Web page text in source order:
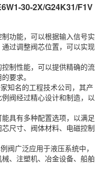
30-2X/G24K31/F1V
功能，可以根据输入信号实
过调整阀芯位置，可以实现
制性能，可以提供精确的流
要求。
知名的工程技术公司，其产
阀经过精心设计和制造，以
具有多种配置选项，以满足
尺寸、阀体材料、电磁控制
阀广泛应用于液压系统中，
、注塑机、冶金设备、船舶